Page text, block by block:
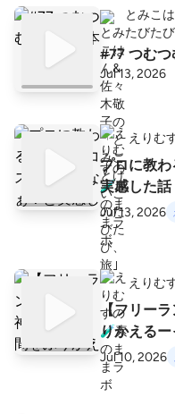
とみこ
たびた
#77 つむ
Jul 13, 2026
えりむ
プロに教
実感した話
Jul 13, 2026
えりむ
【フリー
りかえる
Jul 10, 2026